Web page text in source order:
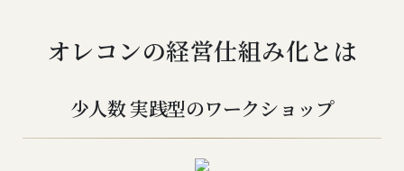
オレコンの経営仕組み化とは
少人数 実践型のワークショップ